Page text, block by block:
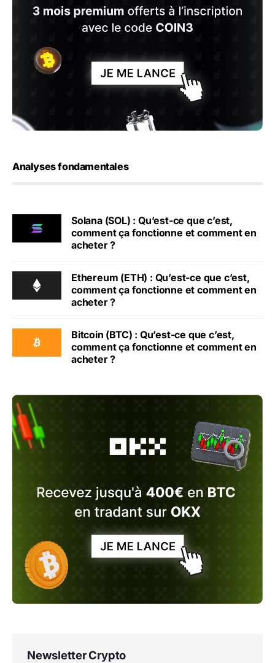
Analyses fondamentales
Solana (SOL) : Qu’est-ce que c’est,
comment ça fonctionne et comment en
acheter ?
Ethereum (ETH) : Qu’est-ce que c’est,
comment ça fonctionne et comment en
acheter ?
Bitcoin (BTC) : Qu’est-ce que c’est,
comment ça fonctionne et comment en
acheter ?
Newsletter Crypto